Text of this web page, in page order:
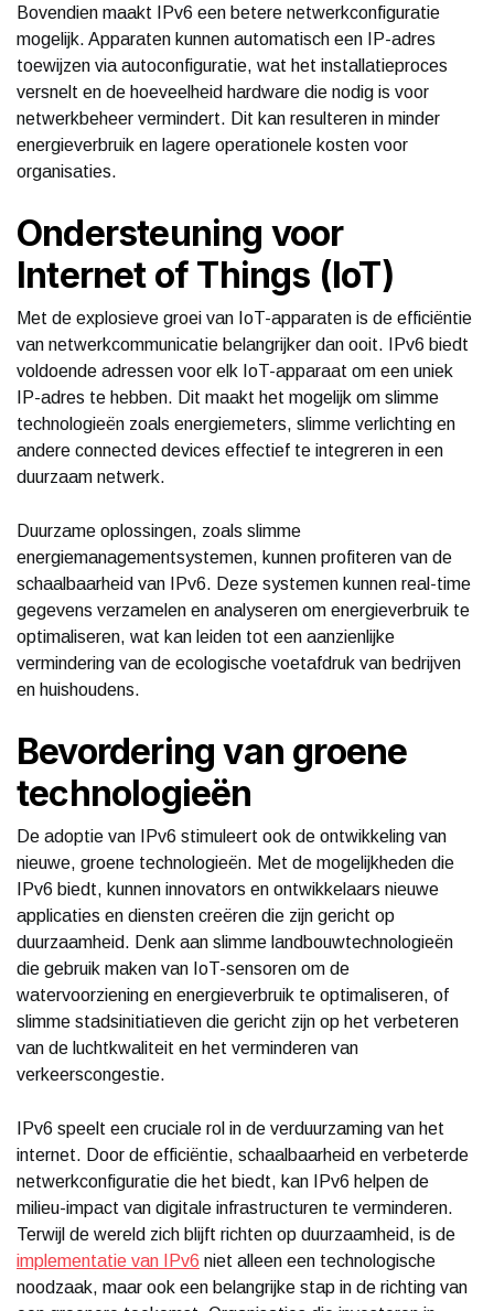
Bovendien maakt IPv6 een betere netwerkconfiguratie
mogelijk. Apparaten kunnen automatisch een IP-adres
toewijzen via autoconfiguratie, wat het installatieproces
versnelt en de hoeveelheid hardware die nodig is voor
netwerkbeheer vermindert. Dit kan resulteren in minder
energieverbruik en lagere operationele kosten voor
organisaties.
Ondersteuning voor
Internet of Things (IoT)
Met de explosieve groei van IoT-apparaten is de efficiëntie
van netwerkcommunicatie belangrijker dan ooit. IPv6 biedt
voldoende adressen voor elk IoT-apparaat om een uniek
IP-adres te hebben. Dit maakt het mogelijk om slimme
technologieën zoals energiemeters, slimme verlichting en
andere connected devices effectief te integreren in een
duurzaam netwerk.
Duurzame oplossingen, zoals slimme
energiemanagementsystemen, kunnen profiteren van de
schaalbaarheid van IPv6. Deze systemen kunnen real-time
gegevens verzamelen en analyseren om energieverbruik te
optimaliseren, wat kan leiden tot een aanzienlijke
vermindering van de ecologische voetafdruk van bedrijven
en huishoudens.
Bevordering van groene
technologieën
De adoptie van IPv6 stimuleert ook de ontwikkeling van
nieuwe, groene technologieën. Met de mogelijkheden die
IPv6 biedt, kunnen innovators en ontwikkelaars nieuwe
applicaties en diensten creëren die zijn gericht op
duurzaamheid. Denk aan slimme landbouwtechnologieën
die gebruik maken van IoT-sensoren om de
watervoorziening en energieverbruik te optimaliseren, of
slimme stadsinitiatieven die gericht zijn op het verbeteren
van de luchtkwaliteit en het verminderen van
verkeerscongestie.
IPv6 speelt een cruciale rol in de verduurzaming van het
internet. Door de efficiëntie, schaalbaarheid en verbeterde
netwerkconfiguratie die het biedt, kan IPv6 helpen de
milieu-impact van digitale infrastructuren te verminderen.
Terwijl de wereld zich blijft richten op duurzaamheid, is de
implementatie van IPv6 niet alleen een technologische
noodzaak, maar ook een belangrijke stap in de richting van